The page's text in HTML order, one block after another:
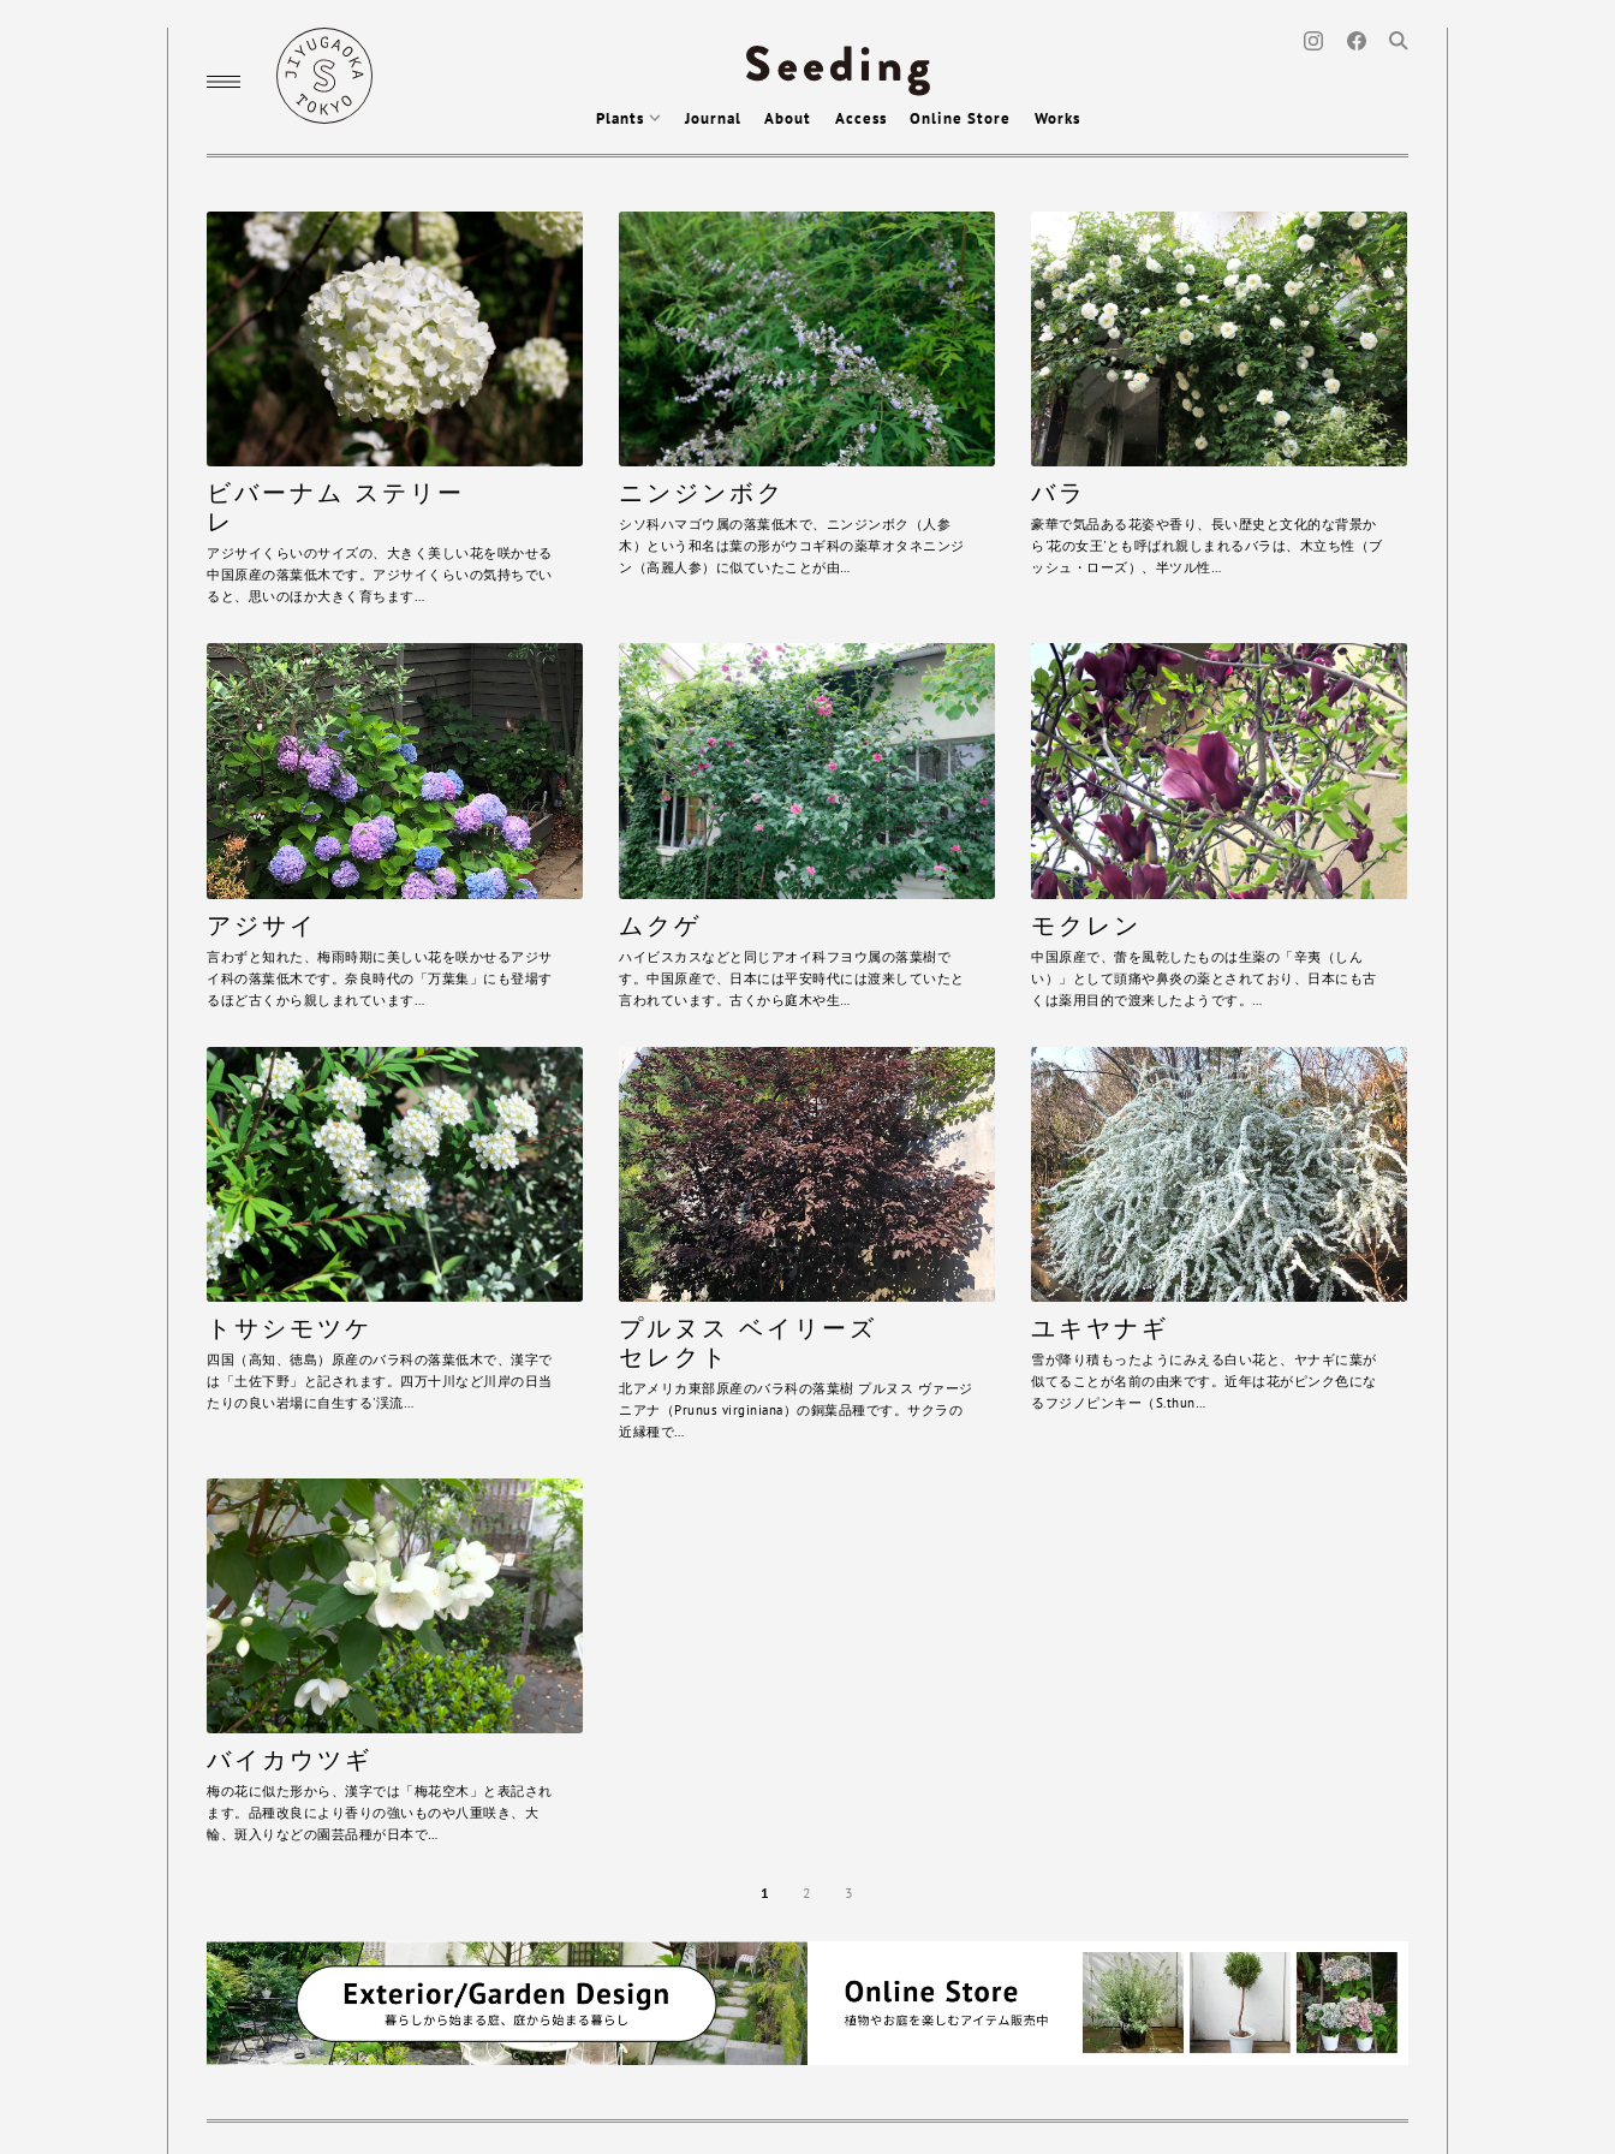
Plants Journal About Access Online Store Works
ビバーナム ステリー
レ
アジサイくらいのサイズの、大きく美しい花を咲かせる
中国原産の落葉低木です。アジサイくらいの気持ちでい
ると、思いのほか大きく育ちます…
ニンジンボク
シソ科ハマゴウ属の落葉低木で、ニンジンボク（人参
木）という和名は葉の形がウコギ科の薬草オタネニンジ
ン（高麗人参）に似ていたことが由…
バラ
豪華で気品ある花姿や香り、長い歴史と文化的な背景か
ら'花の女王'とも呼ばれ親しまれるバラは、木立ち性（ブ
ッシュ・ローズ）、半ツル性…
アジサイ
言わずと知れた、梅雨時期に美しい花を咲かせるアジサ
イ科の落葉低木です。奈良時代の「万葉集」にも登場す
るほど古くから親しまれています…
ムクゲ
ハイビスカスなどと同じアオイ科フヨウ属の落葉樹で
す。中国原産で、日本には平安時代には渡来していたと
言われています。古くから庭木や生…
モクレン
中国原産で、蕾を風乾したものは生薬の「辛夷（しん
い）」として頭痛や鼻炎の薬とされており、日本にも古
くは薬用目的で渡来したようです。…
トサシモツケ
四国（高知、徳島）原産のバラ科の落葉低木で、漢字で
は「土佐下野」と記されます。四万十川など川岸の日当
たりの良い岩場に自生する'渓流…
プルヌス ベイリーズ
セレクト
北アメリカ東部原産のバラ科の落葉樹 プルヌス ヴァージ
ニアナ（Prunus virginiana）の銅葉品種です。サクラの
近縁種で…
ユキヤナギ
雪が降り積もったようにみえる白い花と、ヤナギに葉が
似てることが名前の由来です。近年は花がピンク色にな
るフジノピンキー（S.thun…
バイカウツギ
梅の花に似た形から、漢字では「梅花空木」と表記され
ます。品種改良により香りの強いものや八重咲き、大
輪、斑入りなどの園芸品種が日本で…
1 2 3